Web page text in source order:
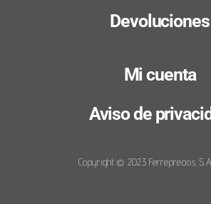
Devoluciones
Mi cuenta
Aviso de
Copyright © 2023 Ferreprecios